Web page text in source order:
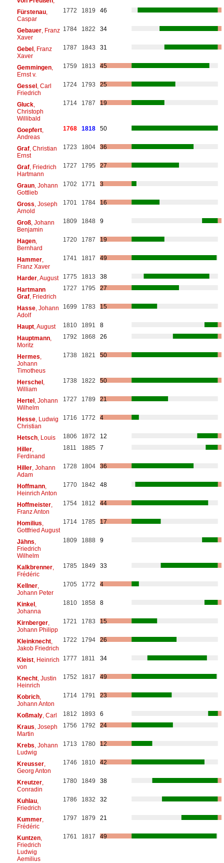
Fürstenau,
Caspar
1772 1819 46
Gebauer, Franz
Xaver
1784 1822 34
Gebel, Franz
Xaver
1787 1843 31
Gemmingen,
Ernst v.
1759 1813 45
Gessel, Carl
Friedrich
1724 1793 25
Gluck,
Christoph
Willibald
1714 1787 19
Goepfert,
Andreas
1768 1818 50
Graf, Christian
Ernst
1723 1804 36
Graf, Friedrich
Hartmann
1727 1795 27
Graun, Johann
Gottlieb
1702 1771 3
Gross , Joseph
Arnold
1701 1784 16
Groß, Johann
Benjamin
1809 1848 9
Hagen,
Bernhard
1720 1787 19
Hammer,
Franz Xaver
1741 1817 49
Harder, August 1775 1813
38
Hartmann
Graf, Friedrich
1727 1795 27
Hasse, Johann
Adolf
1699 1783 15
Haupt, August 1810 1891
8
Hauptmann,
Moritz
1792 1868 26
Hermes
Johann
Timotheus
1738 1821 50
Herschel,
William
1738 1822 50
Hertel, Johann
Wilhelm
1727 1789 21
Hesse, Ludwig
Christian
1716 1772 4
Hetsch, Louis 1806 1872
12
Hiller,
Ferdinand
1811 1885 7
Hiller, Johann
Adam
1728 1804 36
Hoffmann,
Heinrich Anton
1770 1842 48
Hoffmeister,
Franz Anton
1754 1812 44
Homilius
Gottfried August
1714 1785 17
Jähns
Friedrich
Wilhelm
1809 1888 9
Kalkbrenner,
Frédéric
1785 1849 33
Kellner,
Johann Peter
1705 1772 4
Kinkel,
Johanna
1810 1858 8
Kirnberger,
Johann Philipp
1721 1783 15
Kleinknecht,
Jakob Friedrich
1722 1794 26
Kleist, Heinrich
von
1777 1811 34
Knecht, Justin
Heinrich
1752 1817 49
Kobrich,
Johann Anton
1714 1791 23
Koßmaly, Carl 1812 1893
6
Kraus , Joseph
Martin
1756 1792 24
Krebs , Johann
Ludwig
1713 1780 12
Kreusser,
Georg Anton
1746 1810 42
Kreutzer,
Conradin
1780 1849 38
Kuhlau,
Friedrich
1786 1832 32
Kummer,
Frédéric
1797 1879 21
Kuntzen,
Friedrich
Ludwig
Aemilius
1761 1817 49